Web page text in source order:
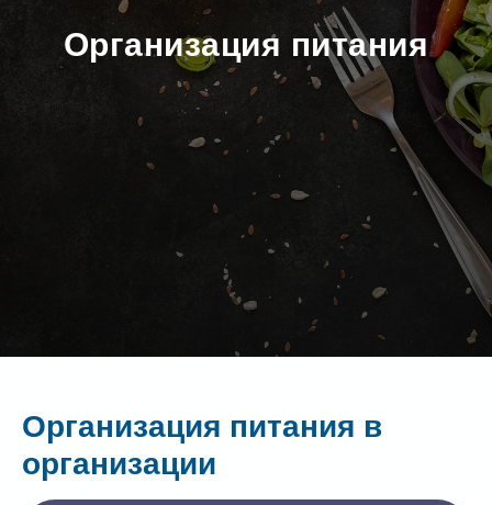
Организация питания
Организация питания в
организации